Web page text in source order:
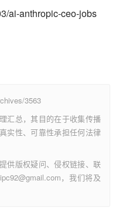
ai-anthropic-ceo-jobs
3563
汇总，其目的在于收集传播
实性、可靠性承担任何法律
供版权疑问、侵权链接、联
，我们将及